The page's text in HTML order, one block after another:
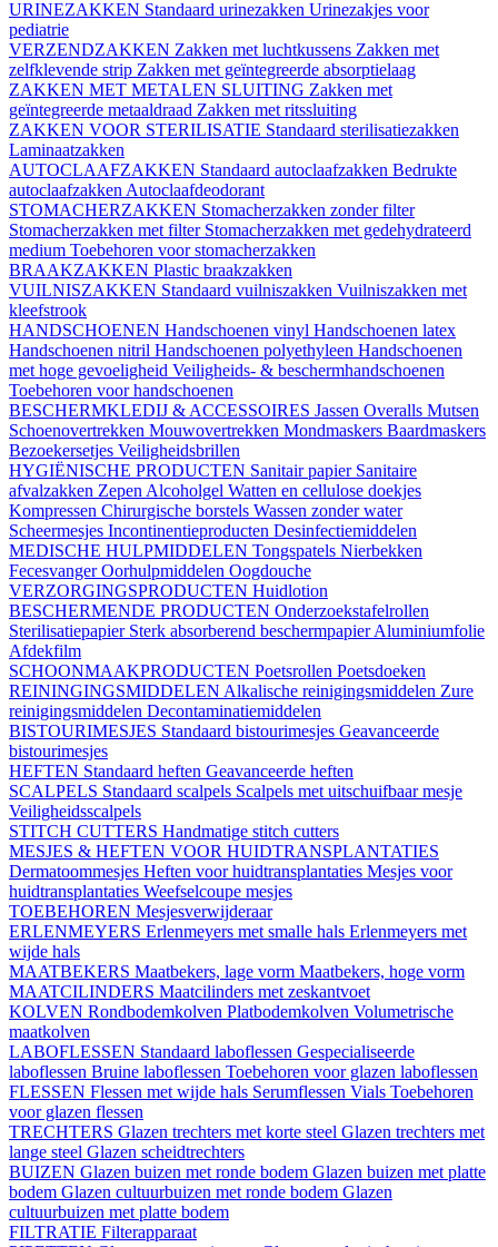
URINEZAKKEN Standaard urinezakken Urinezakjes voor
pediatrie
VERZENDZAKKEN Zakken met luchtkussens Zakken met
zelfklevende strip Zakken met geïntegreerde absorptielaag
ZAKKEN MET METALEN SLUITING Zakken met
geïntegreerde metaaldraad Zakken met ritssluiting
ZAKKEN VOOR STERILISATIE Standaard sterilisatiezakken
Laminaatzakken
AUTOCLAAFZAKKEN Standaard autoclaafzakken Bedrukte
autoclaafzakken Autoclaafdeodorant
STOMACHERZAKKEN Stomacherzakken zonder filter
Stomacherzakken met filter Stomacherzakken met gedehydrateerd
medium Toebehoren voor stomacherzakken
BRAAKZAKKEN Plastic braakzakken
VUILNISZAKKEN Standaard vuilniszakken Vuilniszakken met
kleefstrook
HANDSCHOENEN Handschoenen vinyl Handschoenen latex
Handschoenen nitril Handschoenen polyethyleen Handschoenen
met hoge gevoeligheid Veiligheids- & beschermhandschoenen
Toebehoren voor handschoenen
BESCHERMKLEDIJ & ACCESSOIRES Jassen Overalls Mutsen
Schoenovertrekken Mouwovertrekken Mondmaskers Baardmaskers
Bezoekersetjes Veiligheidsbrillen
HYGIËNISCHE PRODUCTEN Sanitair papier Sanitaire
afvalzakken Zepen Alcoholgel Watten en cellulose doekjes
Kompressen Chirurgische borstels Wassen zonder water
Scheermesjes Incontinentieproducten Desinfectiemiddelen
MEDISCHE HULPMIDDELEN Tongspatels Nierbekken
FecesvangerOorhulpmiddelen Oogdouche
VERZORGINGSPRODUCTEN Huidlotion
BESCHERMENDE PRODUCTEN Onderzoekstafelrollen
Sterilisatiepapier Sterk absorberend beschermpapierAluminiumfolie
Afdekfilm
SCHOONMAAKPRODUCTEN Poetsrollen Poetsdoeken
REININGINGSMIDDELEN Alkalische reinigingsmiddelen Zure
reinigingsmiddelen Decontaminatiemiddelen
BISTOURIMESJES Standaard bistourimesjes Geavanceerde
bistourimesjes
HEFTEN Standaard heften Geavanceerde heften
SCALPELS Standaard scalpels Scalpels met uitschuifbaar mesje
Veiligheidsscalpels
STITCH CUTTERS Handmatige stitch cutters
MESJES & HEFTEN VOOR HUIDTRANSPLANTATIES
Dermatoommesjes Heften voor huidtransplantaties Mesjes voor
huidtransplantaties Weefselcoupe mesjes
TOEBEHOREN Mesjesverwijderaar
ERLENMEYERS Erlenmeyers met smalle hals Erlenmeyers met
wijde hals
MAATBEKERS Maatbekers, lage vorm Maatbekers, hoge vorm
MAATCILINDERS Maatcilinders met zeskantvoet
KOLVEN Rondbodemkolven Platbodemkolven Volumetrische
maatkolven
LABOFLESSEN Standaard laboflessen Gespecialiseerde
laboflessen Bruine laboflessen Toebehoren voor glazen laboflessen
FLESSEN Flessen met wijde hals Serumflessen Vials Toebehoren
voor glazen flessen
TRECHTERS Glazen trechters met korte steel Glazen trechters met
lange steel Glazen scheidtrechters
BUIZEN Glazen buizen met ronde bodem Glazen buizen met platte
bodem Glazen cultuurbuizen met ronde bodem Glazen
cultuurbuizen met platte bodem
FILTRATIE Filterapparaat